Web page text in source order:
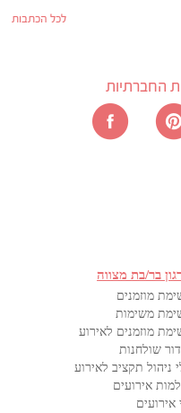
לכל הכתבות
החברתיות
בר/בת מצווה
מוזמנים
משימות
מוזמנים לאירוע
שולחנות
ניהול תקציב לאירוע
אירועים
אירועים